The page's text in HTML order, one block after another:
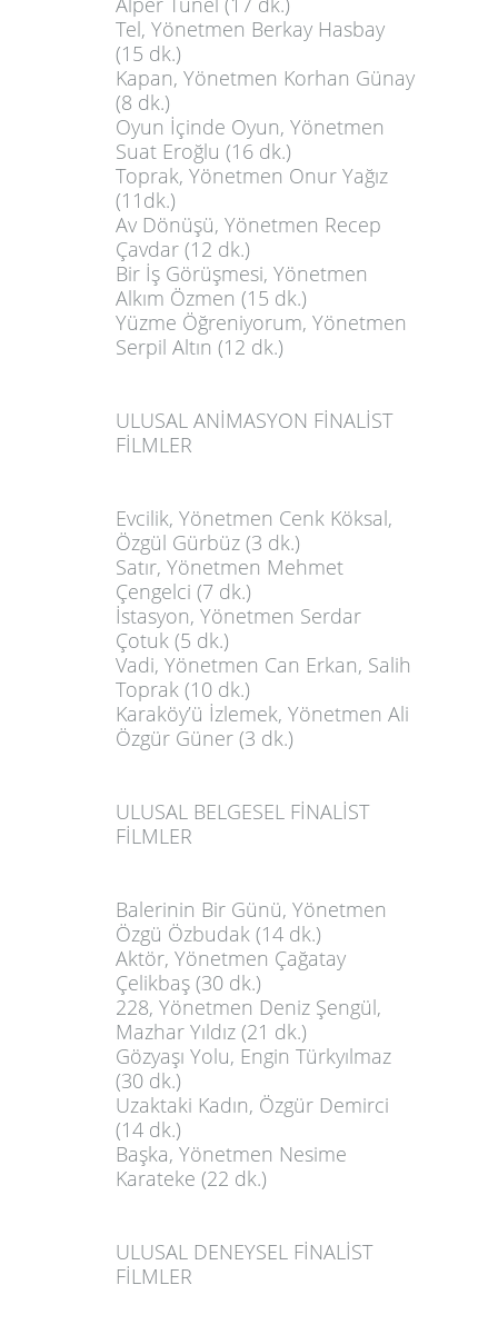
Tel, Yönetmen Berkay Hasbay
(15 dk.)
Kapan, Yönetmen Korhan Günay
(8 dk.)
Oyun İçinde Oyun, Yönetmen
Suat Eroğlu (16 dk.)
Toprak, Yönetmen Onur Yağız
(11dk.)
Av Dönüşü, Yönetmen Recep
Çavdar (12 dk.)
Bir İş Görüşmesi, Yönetmen
Alkım Özmen (15 dk.)
Yüzme Öğreniyorum, Yönetmen
Serpil Altın (12 dk.)
ULUSAL ANİMASYON FİNALİST
FİLMLER
Evcilik, Yönetmen Cenk Köksal,
Özgül Gürbüz (3 dk.)
Satır, Yönetmen Mehmet
Çengelci (7 dk.)
İstasyon, Yönetmen Serdar
Çotuk (5 dk.)
Vadi, Yönetmen Can Erkan, Salih
Toprak (10 dk.)
Karaköy’ü İzlemek, Yönetmen Ali
Özgür Güner (3 dk.)
ULUSAL BELGESEL FİNALİST
FİLMLER
Balerinin Bir Günü, Yönetmen
Özgü Özbudak (14 dk.)
Aktör, Yönetmen Çağatay
Çelikbaş (30 dk.)
228, Yönetmen Deniz Şengül,
Mazhar Yıldız (21 dk.)
Gözyaşı Yolu, Engin Türkyılmaz
(30 dk.)
Uzaktaki Kadın, Özgür Demirci
(14 dk.)
Başka, Yönetmen Nesime
Karateke (22 dk.)
ULUSAL DENEYSEL FİNALİST
FİLMLER